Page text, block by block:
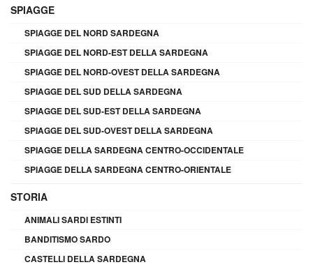
SPIAGGE
SPIAGGE DEL NORD SARDEGNA
SPIAGGE DEL NORD-EST DELLA SARDEGNA
SPIAGGE DEL NORD-OVEST DELLA SARDEGNA
SPIAGGE DEL SUD DELLA SARDEGNA
SPIAGGE DEL SUD-EST DELLA SARDEGNA
SPIAGGE DEL SUD-OVEST DELLA SARDEGNA
SPIAGGE DELLA SARDEGNA CENTRO-OCCIDENTALE
SPIAGGE DELLA SARDEGNA CENTRO-ORIENTALE
STORIA
ANIMALI SARDI ESTINTI
BANDITISMO SARDO
CASTELLI DELLA SARDEGNA